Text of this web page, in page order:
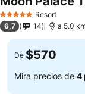
5 Estrellas Resort
Ver precios
6,7 14 a 5.0
De $570
Mira precios de 4